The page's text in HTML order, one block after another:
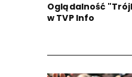
Oglądalność
w TVP Info